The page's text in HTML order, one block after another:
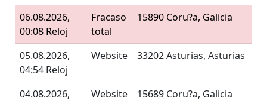
06.08.2026,
00:08 Reloj
Fracaso
total
15890 Coru?a, Galicia
05.08.2026,
04:54 Reloj
Website 33202 Asturias, Asturias
04.08.2026,
Website 15689 Coru?a, Galicia